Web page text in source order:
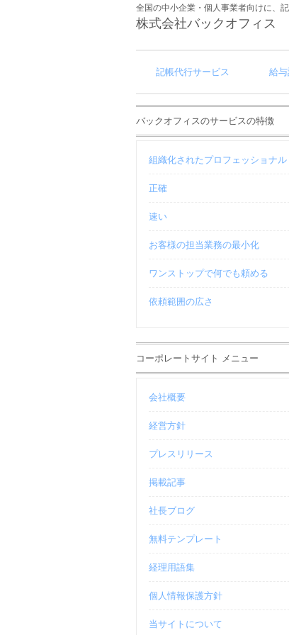
全国の中小企業・個人事業者向けに、
株式会社バックオフィス
記帳代行サービス 給
バックオフィスのサービスの特徴
組織化されたプロフェッショナル
正確
速い
お客様の担当業務の最小化
ワンストップで何でも頼める
依頼範囲の広さ
コーポレートサイト メニュー
会社概要
経営方針
プレスリリース
掲載記事
社長ブログ
無料テンプレート
経理用語集
個人情報保護方針
当サイトについて